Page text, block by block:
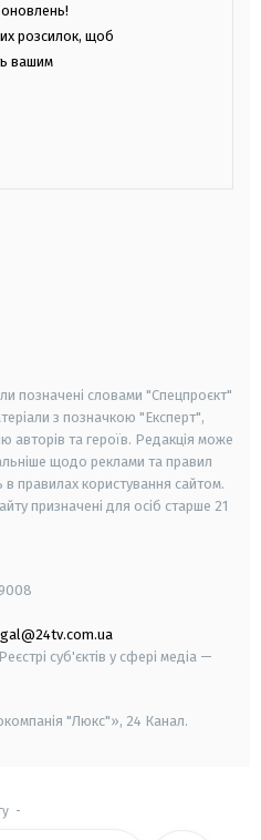
оновлень!
розсилок, щоб
вашим
позначені словами "Спецпроєкт"
з позначкою "Експерт",
авторів та героїв. Редакція може
щодо реклами та правил
правилах користування сайтом.
призначені для осіб старше 21
суб'єктів у сфері медіа —
"Люкс"», 24 Канал.
-